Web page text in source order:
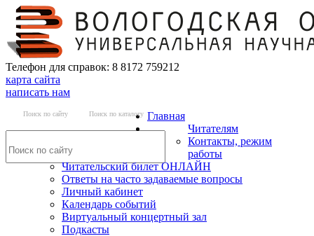
Телефон для справок: 8 8172 759212
карта сайта
написать нам
Поиск по сайту Поиск по каталогу Главная
Читателям
Контакты, режим
работы
Читательский билет ОНЛАЙН
Ответы на часто задаваемые вопросы
Личный кабинет
Календарь событий
Виртуальный концертный зал
Подкасты